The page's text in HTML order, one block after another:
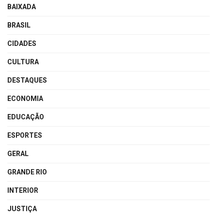
BAIXADA
BRASIL
CIDADES
CULTURA
DESTAQUES
ECONOMIA
EDUCAÇÃO
ESPORTES
GERAL
GRANDE RIO
INTERIOR
JUSTIÇA